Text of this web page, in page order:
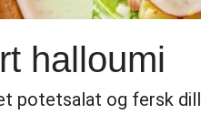
halloumi
potetsalat og fersk dill